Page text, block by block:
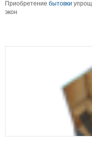
Приобретение бытовки
экон